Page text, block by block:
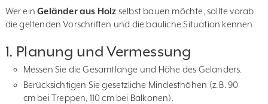
Wer einGeländer aus Holz selbst bauen möchte, sollte vorab
die geltenden Vorschriften und die bauliche Situation kennen.
1. Planung und Vermessung
Messen Sie die Gesamtlänge und Höhe des Geländers.
Berücksichtigen Sie gesetzliche Mindesthöhen (z. B. 90
cm bei Treppen, 110 cm bei Balkonen).